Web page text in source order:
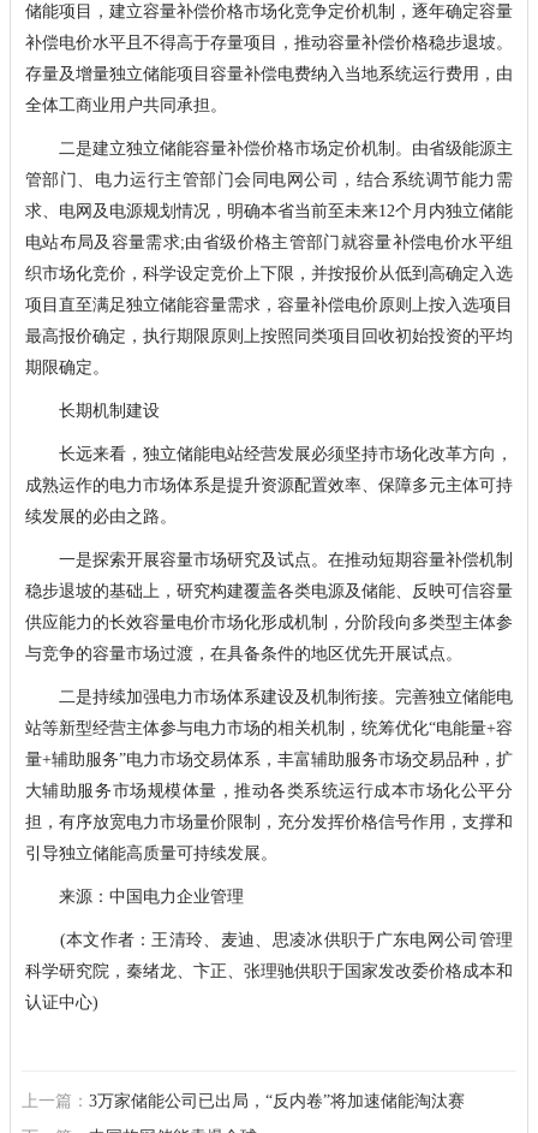
储能项目，建立容量补偿价格市场化竞争定价机制，逐年确定容量
补偿电价水平且不得高于存量项目，推动容量补偿价格稳步退坡。
存量及增量独立储能项目容量补偿电费纳入当地系统运行费用，由
全体工商业用户共同承担。
二是建立独立储能容量补偿价格市场定价机制。由省级能源主
管部门、电力运行主管部门会同电网公司，结合系统调节能力需
求、电网及电源规划情况，明确本省当前至未来12个月内独立储能
电站布局及容量需求;由省级价格主管部门就容量补偿电价水平组
织市场化竞价，科学设定竞价上下限，并按报价从低到高确定入选
项目直至满足独立储能容量需求，容量补偿电价原则上按入选项目
最高报价确定，执行期限原则上按照同类项目回收初始投资的平均
期限确定。
长期机制建设
长远来看，独立储能电站经营发展必须坚持市场化改革方向，
成熟运作的电力市场体系是提升资源配置效率、保障多元主体可持
续发展的必由之路。
一是探索开展容量市场研究及试点。在推动短期容量补偿机制
稳步退坡的基础上，研究构建覆盖各类电源及储能、反映可信容量
供应能力的长效容量电价市场化形成机制，分阶段向多类型主体参
与竞争的容量市场过渡，在具备条件的地区优先开展试点。
二是持续加强电力市场体系建设及机制衔接。完善独立储能电
站等新型经营主体参与电力市场的相关机制，统筹优化“电能量+容
量+辅助服务”电力市场交易体系，丰富辅助服务市场交易品种，扩
大辅助服务市场规模体量，推动各类系统运行成本市场化公平分
担，有序放宽电力市场量价限制，充分发挥价格信号作用，支撑和
引导独立储能高质量可持续发展。
来源：中国电力企业管理
(本文作者：王清玲、麦迪、思凌冰供职于广东电网公司管理
科学研究院，秦绪龙、卞正、张理驰供职于国家发改委价格成本和
认证中心)
上一篇： 3万家储能公司已出局，“反内卷”将加速储能淘汰赛